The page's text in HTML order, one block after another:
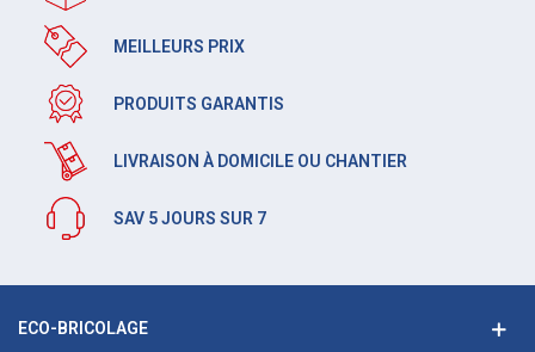
MEILLEURS PRIX
PRODUITS GARANTIS
LIVRAISON À DOMICILE OU CHANTIER
SAV 5 JOURS SUR 7
ECO-BRICOLAGE